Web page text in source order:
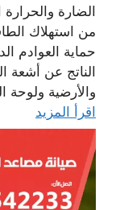
الضارة والحرارة
من استهلاك
حماية العوادم
الناتج عن
والأرضية ولوحة
اقرأ المزيد